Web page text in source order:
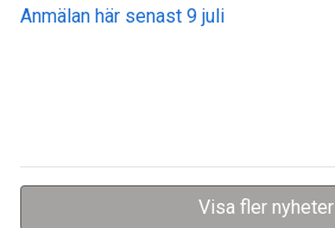
Anmälan här senast 9 juli
Visa fler nyheter